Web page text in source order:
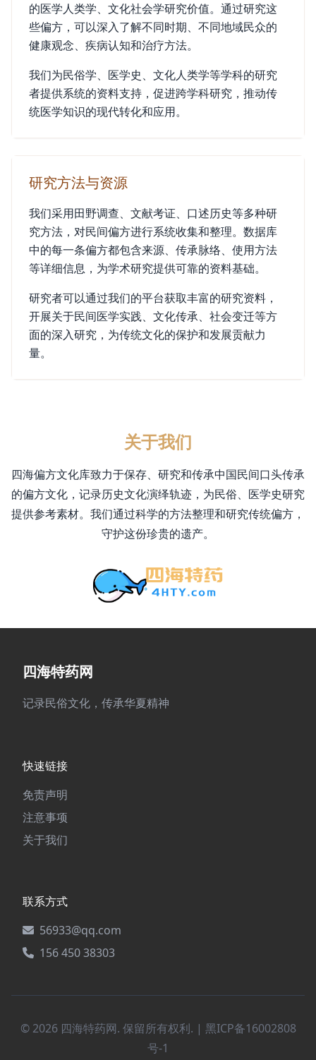
的医学人类学、文化社会学研究价值。通过研究这
些偏方，可以深入了解不同时期、不同地域民众的
健康观念、疾病认知和治疗方法。
我们为民俗学、医学史、文化人类学等学科的研究
者提供系统的资料支持，促进跨学科研究，推动传
统医学知识的现代转化和应用。
研究方法与资源
我们采用田野调查、文献考证、口述历史等多种研
究方法，对民间偏方进行系统收集和整理。数据库
中的每一条偏方都包含来源、传承脉络、使用方法
等详细信息，为学术研究提供可靠的资料基础。
研究者可以通过我们的平台获取丰富的研究资料，
开展关于民间医学实践、文化传承、社会变迁等方
面的深入研究，为传统文化的保护和发展贡献力
量。
关于我们
四海偏方文化库致力于保存、研究和传承中国民间口头传承
的偏方文化，记录历史文化演绎轨迹，为民俗、医学史研究
提供参考素材。我们通过科学的方法整理和研究传统偏方，
守护这份珍贵的遗产。
四海特药网
记录民俗文化，传承华夏精神
快速链接
免责声明
注意事项
关于我们
联系方式
56933@qq.com
156 450 38303
© 2026 四海特药网. 保留所有权利. | 黑ICP备16002808
号-1